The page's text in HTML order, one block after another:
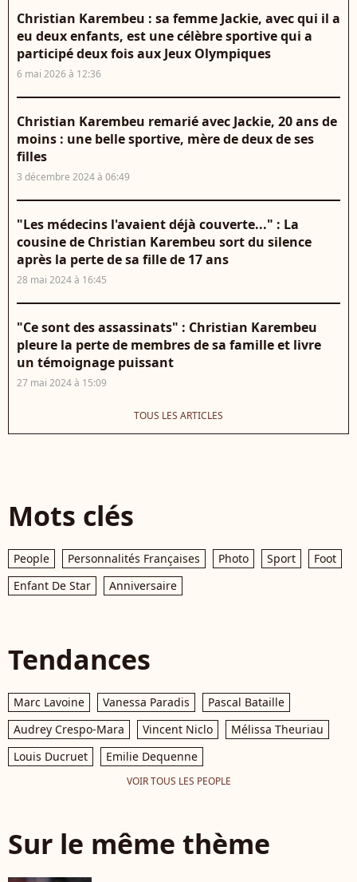
Christian Karembeu : sa femme Jackie, avec qui il a
eu deux enfants, est une célèbre sportive qui a
participé deux fois aux Jeux Olympiques
6 mai 2026 à 12:36
Christian Karembeu remarié avec Jackie, 20 ans de
moins : une belle sportive, mère de deux de ses
filles
3 décembre 2024 à 06:49
"Les médecins l'avaient déjà couverte..." : La
cousine de Christian Karembeu sort du silence
après la perte de sa fille de 17 ans
28 mai 2024 à 16:45
"Ce sont des assassinats" : Christian Karembeu
pleure la perte de membres de sa famille et livre
un témoignage puissant
27 mai 2024 à 15:09
TOUS LES ARTICLES
Mots clés
People Personnalités Françaises Photo Sport
Foot
Enfant De Star
Anniversaire
Tendances
Marc Lavoine Vanessa Paradis
Pascal Bataille
Audrey Crespo-Mara
Vincent Niclo
Mélissa Theuriau
Louis Ducruet
Emilie Dequenne
VOIR TOUS LES PEOPLE
Sur le même thème